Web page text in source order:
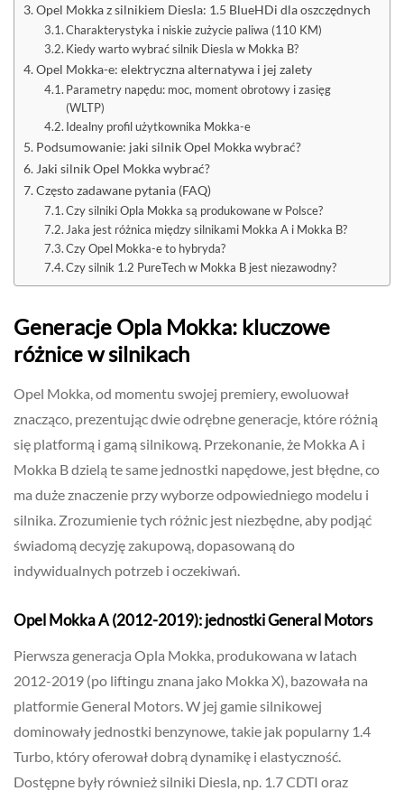
Opel Mokka z silnikiem Diesla: 1.5 BlueHDi dla oszczędnych
Charakterystyka i niskie zużycie paliwa (110 KM)
Kiedy warto wybrać silnik Diesla w Mokka B?
Opel Mokka-e: elektryczna alternatywa i jej zalety
Parametry napędu: moc, moment obrotowy i zasięg
(WLTP)
Idealny profil użytkownika Mokka-e
Podsumowanie: jaki silnik Opel Mokka wybrać?
Jaki silnik Opel Mokka wybrać?
Często zadawane pytania (FAQ)
Czy silniki Opla Mokka są produkowane w Polsce?
Jaka jest różnica między silnikami Mokka A i Mokka B?
Czy Opel Mokka-e to hybryda?
Czy silnik 1.2 PureTech w Mokka B jest niezawodny?
Generacje Opla Mokka: kluczowe
różnice w silnikach
Opel Mokka, od momentu swojej premiery, ewoluował
znacząco, prezentując dwie odrębne generacje, które różnią
się platformą i gamą silnikową. Przekonanie, że Mokka A i
Mokka B dzielą te same jednostki napędowe, jest błędne, co
ma duże znaczenie przy wyborze odpowiedniego modelu i
silnika. Zrozumienie tych różnic jest niezbędne, aby podjąć
świadomą decyzję zakupową, dopasowaną do
indywidualnych potrzeb i oczekiwań.
Opel Mokka A (2012-2019): jednostki General Motors
Pierwsza generacja Opla Mokka, produkowana w latach
2012-2019 (po liftingu znana jako Mokka X), bazowała na
platformie General Motors. W jej gamie silnikowej
dominowały jednostki benzynowe, takie jak popularny 1.4
Turbo, który oferował dobrą dynamikę i elastyczność.
Dostępne były również silniki Diesla, np. 1.7 CDTI oraz